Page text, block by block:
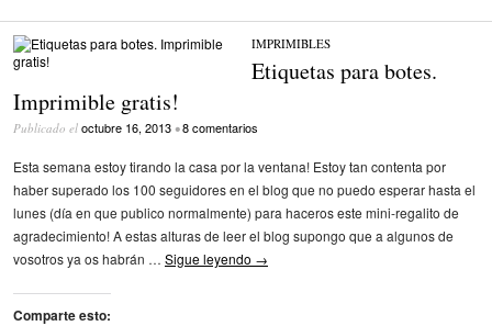
IMPRIMIBLES
Etiquetas para botes.
Imprimible gratis!
Publicado el octubre 16, 2013 •8 comentarios
Esta semana estoy tirando la casa por la ventana! Estoy tan contenta por
haber superado los 100 seguidores en el blog que no puedo esperar hasta el
lunes (día en que publico normalmente) para haceros este mini-regalito de
agradecimiento! A estas alturas de leer el blog supongo que a algunos de
vosotros ya os habrán … Sigue leyendo →
Comparte esto: